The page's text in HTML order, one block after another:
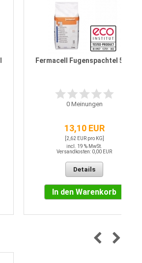
Fermacell Fugenspachtel 5 kg
0Meinungen
13,10 EUR
[2,62 EUR pro KG]
incl. 19 % MwSt.
Versandkosten: 0,00 EUR
Details
In den Warenkorb